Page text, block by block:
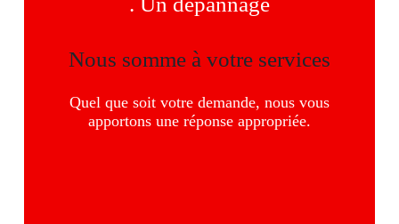
Nous somme à votre services
Quel que soit votre demande, nous vous
apportons une réponse appropriée.